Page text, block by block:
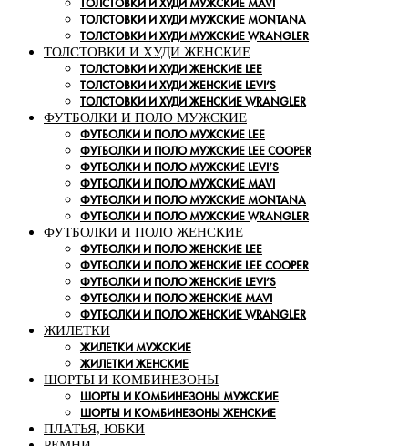
ТОЛСТОВКИ И ХУДИ МУЖСКИЕ MONTANA
ТОЛСТОВКИ И ХУДИ МУЖСКИЕ WRANGLER
ТОЛСТОВКИ И ХУДИ ЖЕНСКИЕ
ТОЛСТОВКИ И ХУДИ ЖЕНСКИЕ LEE
ТОЛСТОВКИ И ХУДИ ЖЕНСКИЕ LEVI’S
ТОЛСТОВКИ И ХУДИ ЖЕНСКИЕ WRANGLER
ФУТБОЛКИ И ПОЛО МУЖСКИЕ
ФУТБОЛКИ И ПОЛО МУЖСКИЕ LEE
ФУТБОЛКИ И ПОЛО МУЖСКИЕ LEE COOPER
ФУТБОЛКИ И ПОЛО МУЖСКИЕ LEVI’S
ФУТБОЛКИ И ПОЛО МУЖСКИЕ MAVI
ФУТБОЛКИ И ПОЛО МУЖСКИЕ MONTANA
ФУТБОЛКИ И ПОЛО МУЖСКИЕ WRANGLER
ФУТБОЛКИ И ПОЛО ЖЕНСКИЕ
ФУТБОЛКИ И ПОЛО ЖЕНСКИЕ LEE
ФУТБОЛКИ И ПОЛО ЖЕНСКИЕ LEE COOPER
ФУТБОЛКИ И ПОЛО ЖЕНСКИЕ LEVI’S
ФУТБОЛКИ И ПОЛО ЖЕНСКИЕ MAVI
ФУТБОЛКИ И ПОЛО ЖЕНСКИЕ WRANGLER
ЖИЛЕТКИ
ЖИЛЕТКИ МУЖСКИЕ
ЖИЛЕТКИ ЖЕНСКИЕ
ШОРТЫ И КОМБИНЕЗОНЫ
ШОРТЫ И КОМБИНЕЗОНЫ МУЖСКИЕ
ШОРТЫ И КОМБИНЕЗОНЫ ЖЕНСКИЕ
ПЛАТЬЯ, ЮБКИ